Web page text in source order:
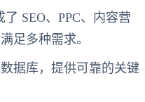
了 SEO、PPC、内容营
足多种需求。
据库，提供可靠的关键